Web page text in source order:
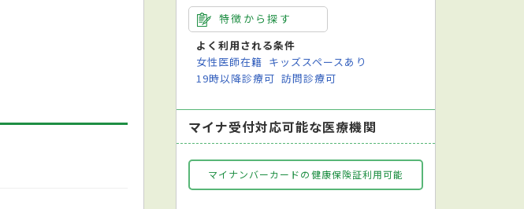
特徴から探す
よく利用される条件
女性医師在籍 キッズスペースあり
19時以降診療可 訪問診療可
マイナ受付対応可能な医療機関
マイナンバーカードの健康保険証利用可能